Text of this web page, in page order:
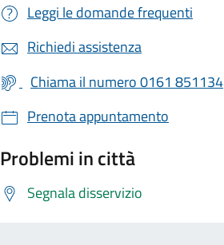
Leggi le domande frequenti
Richiedi assistenza
Chiama il numero 0161 851134
Prenota appuntamento
Problemi in città
Segnala disservizio